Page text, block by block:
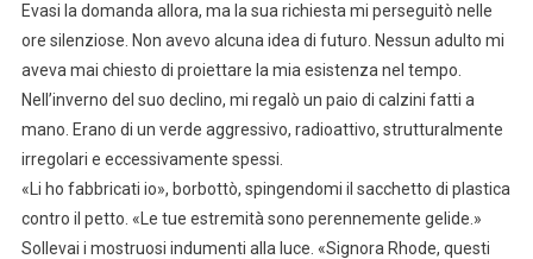
Evasi la domanda allora, ma la sua richiesta mi perseguitò nelle
ore silenziose. Non avevo alcuna idea di futuro. Nessun adulto mi
aveva mai chiesto di proiettare la mia esistenza nel tempo.
Nell’inverno del suo declino, mi regalò un paio di calzini fatti a
mano. Erano di un verde aggressivo, radioattivo, strutturalmente
irregolari e eccessivamente spessi.
«Li ho fabbricati io», borbottò, spingendomi il sacchetto di plastica
contro il petto. «Le tue estremità sono perennemente gelide.»
Sollevai i mostruosi indumenti alla luce. «Signora Rhode, questi